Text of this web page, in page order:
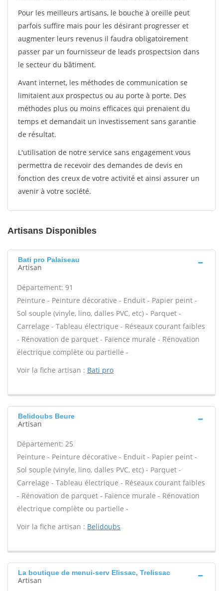
Pour les meilleurs artisans, le bouche à oreille peut
parfois suffire mais pour les désirant progresser et
augmenter leurs revenus il faudra obligatoirement
passer par un fournisseur de leads prospectsion dans
le secteur du bâtiment.
Avant internet, les méthodes de communication se
limitaient aux prospectus ou au porte à porte. Des
méthodes plus ou moins efficaces qui prenaient du
temps et demandait un investissement sans garantie
de résultat.
L'utilisation de notre service sans engagement vous
permettra de recevoir des demandes de devis en
fonction des creux de votre activité et ainsi assurer un
avenir à votre société.
Artisans Disponibles
Bati pro Palaiseau
Artisan
Département: 91
Peinture - Peinture décorative - Enduit - Papier peint -
Sol souple (vinyle, lino, dalles PVC, etc) - Parquet -
Carrelage - Tableau électrique - Réseaux courant faibles
- Rénovation de parquet - Faïence murale - Rénovation
électrique complète ou partielle -
Voir la fiche artisan : Bati pro
Belidoubs Beure
Artisan
Département: 25
Peinture - Peinture décorative - Enduit - Papier peint -
Sol souple (vinyle, lino, dalles PVC, etc) - Parquet -
Carrelage - Tableau électrique - Réseaux courant faibles
- Rénovation de parquet - Faïence murale - Rénovation
électrique complète ou partielle -
Voir la fiche artisan : Belidoubs
La boutique de menui-serv Elissac, Trelissac
Artisan